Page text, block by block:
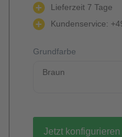
Lieferzeit 7 Tage
Kundenservice:
Grundfarbe
Braun
Jetzt konfigurieren